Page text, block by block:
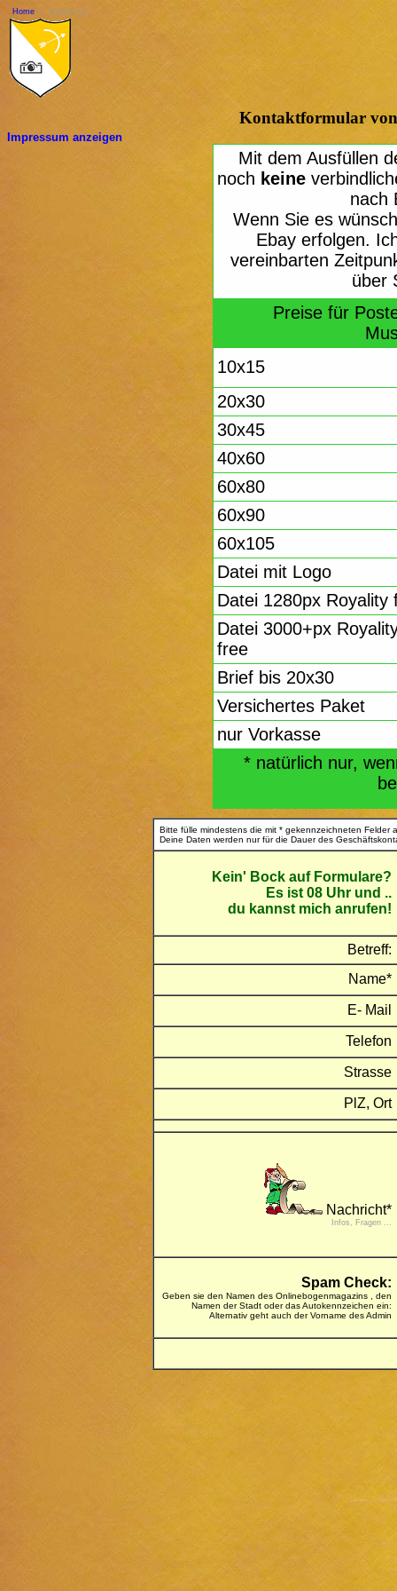
Home | Zurück zu
Kontaktformular von
Impressum anzeigen
Mit dem Ausfüllen
noch keine
nach
Wenn Sie es
Ebay erfolgen.
vereinbarten
über
Preise für
10x15
20x30
30x45
40x60
60x80
60x90
60x105
Datei mit Logo
Datei 1280px Royality
Datei 3000+px
free
Brief bis 20x30
Versichertes Paket
nur Vorkasse
* natürlich nur,
Bitte fülle mindestens die mit * gekennzeichneten Felder
Deine Daten werden nur für die Dauer des
Kein' Bock auf Formulare?
Es ist 08 Uhr und ..
du kannst mich anrufen!
Betreff:
Name*
E- Mail
Telefon
Strasse
PlZ, Ort
Nachricht*
Infos, Fragen ...
Spam Check:
Geben sie den Namen des Onlinebogenmagazins , den
Namen der Stadt oder das Autokennzeichen ein:
Alternativ geht auch der Vorname des Admin